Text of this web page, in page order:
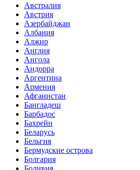
Австралия
Австрия
Азербайджан
Албания
Алжир
Англия
Ангола
Андорра
Аргентина
Армения
Афганистан
Бангладеш
Барбадос
Бахрейн
Беларусь
Бельгия
Бермудские острова
Болгария
Боливия